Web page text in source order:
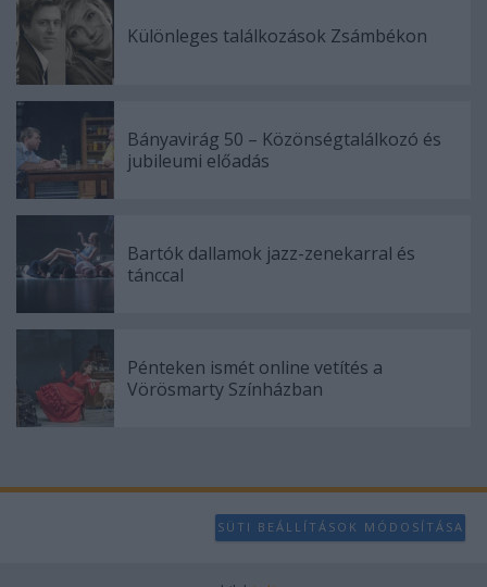
Különleges találkozások Zsámbékon
Bányavirág 50 – Közönségtalálkozó és
jubileumi előadás
Bartók dallamok jazz-zenekarral és
tánccal
Pénteken ismét online vetítés a
Vörösmarty Színházban
SÜTI BEÁLLÍTÁSOK MÓDOSÍTÁSA